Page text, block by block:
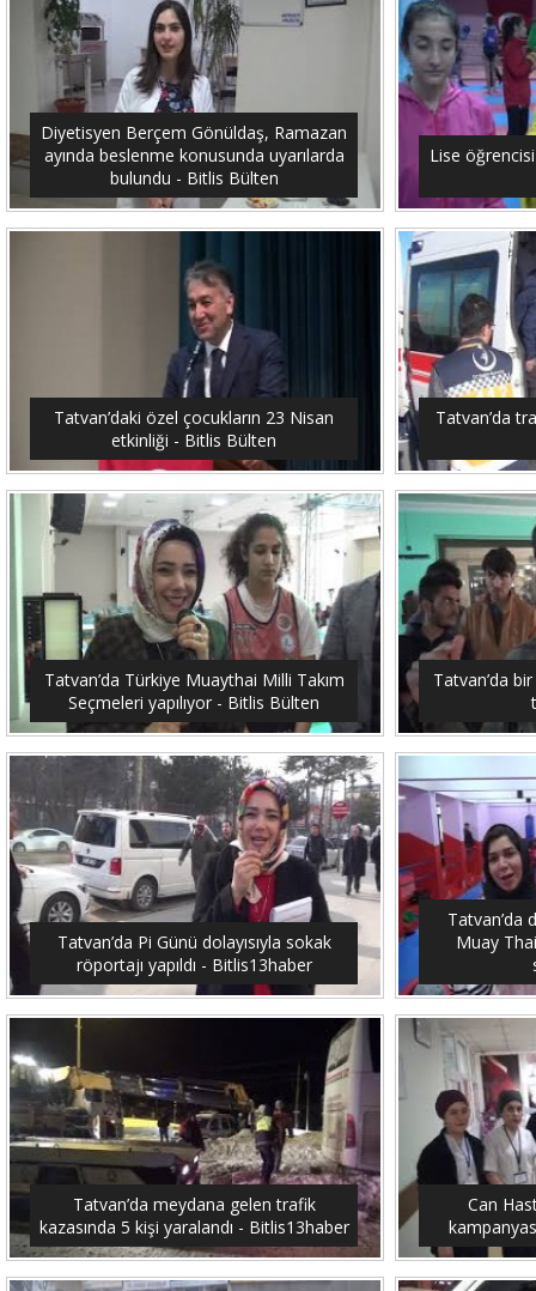
Diyetisyen Berçem Gönüldaş, Ramazan
ayında beslenme konusunda uyarılarda
bulundu - Bitlis Bülten
Lise
Tatvan’daki özel çocukların 23 Nisan
etkinliği - Bitlis Bülten
Tatvan’da
Tatvan’da Türkiye Muaythai Milli Takım
Seçmeleri yapılıyor - Bitlis Bülten
Tatvan’da
Tatvan’da Pi Günü dolayısıyla sokak
röportajı yapıldı - Bitlis13haber
Tatvan’da
Muay
Tatvan’da meydana gelen trafik
kazasında 5 kişi yaralandı - Bitlis13haber
Can